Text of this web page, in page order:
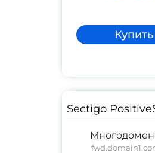
Купить